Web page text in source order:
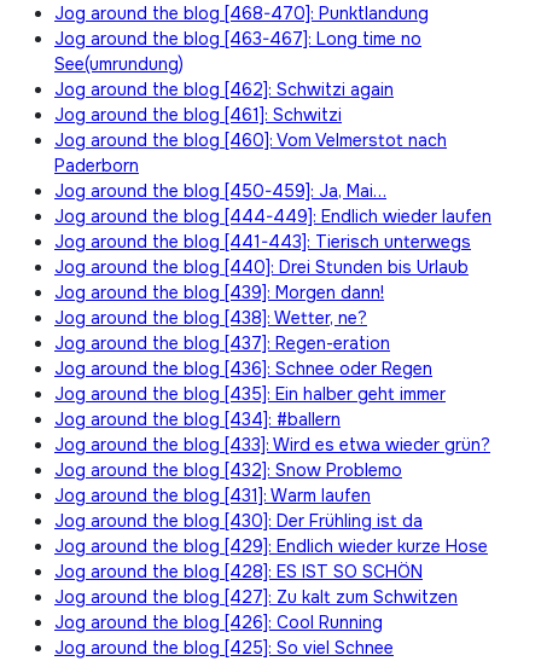
Jog around the blog [468-470]: Punktlandung
Jog around the blog [463-467]: Long time no
See(umrundung)
Jog around the blog [462]: Schwitzi again
Jog around the blog [461]: Schwitzi
Jog around the blog [460]: Vom Velmerstot nach
Paderborn
Jog around the blog [450-459]: Ja, Mai…
Jog around the blog [444-449]: Endlich wieder laufen
Jog around the blog [441-443]: Tierisch unterwegs
Jog around the blog [440]: Drei Stunden bis Urlaub
Jog around the blog [439]: Morgen dann!
Jog around the blog [438]: Wetter, ne?
Jog around the blog [437]: Regen-eration
Jog around the blog [436]: Schnee oder Regen
Jog around the blog [435]: Ein halber geht immer
Jog around the blog [434]: #ballern
Jog around the blog [433]: Wird es etwa wieder grün?
Jog around the blog [432]: Snow Problemo
Jog around the blog [431]: Warm laufen
Jog around the blog [430]: Der Frühling ist da
Jog around the blog [429]: Endlich wieder kurze Hose
Jog around the blog [428]: ES IST SO SCHÖN
Jog around the blog [427]: Zu kalt zum Schwitzen
Jog around the blog [426]: Cool Running
Jog around the blog [425]: So viel Schnee